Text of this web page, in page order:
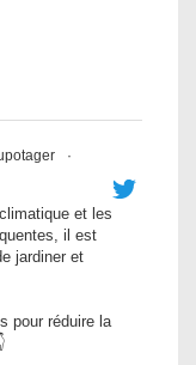
·
et les
il est
jardiner et
pour réduire la